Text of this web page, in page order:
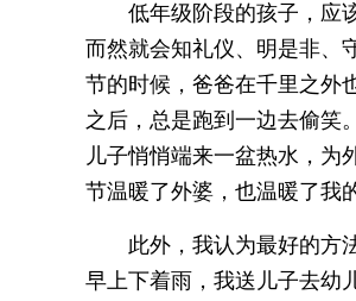
低年级阶段的孩子，应
而然就会知礼仪、明是非、
节的时候，爸爸在千里之外
之后，总是跑到一边去偷笑
儿子悄悄端来一盆热水，为
节温暖了外婆，也温暖了我
此外，我认为最好的方
早上下着雨，我送儿子去幼